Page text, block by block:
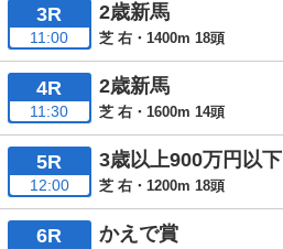
3R
11:00
2歳新馬
芝 右・1400m 18頭
4R
11:30
2歳新馬
芝 右・1600m 14頭
5R
12:00
3歳以上900万円以下
芝 右・1200m 18頭
6R かえで賞